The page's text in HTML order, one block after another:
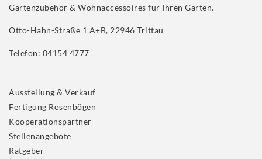
Gartenzubehör & Wohnaccessoires für Ihren Garten.
Otto-Hahn-Straße 1 A+B, 22946 Trittau
Telefon: 04154 4777
Ausstellung & Verkauf
Fertigung Rosenbögen
Kooperationspartner
Stellenangebote
Ratgeber